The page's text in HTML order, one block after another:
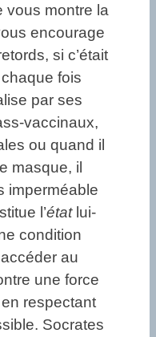
vous montre la
encourage
si c’était
fois
par ses
vaccinaux,
ou quand il
masque, il
imperméable
l’étatlui-
condition
au
une force
respectant
Socrates